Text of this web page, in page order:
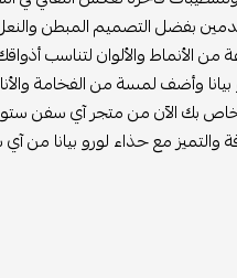
بفضل التصميم المبطن
من الأنماط والألوان لتناسب
وأضف لمسة من الفخامة
بك الآن من متجر آي سفن
والتميز مع حذاء لورو بيانا من